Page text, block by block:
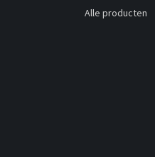
Alle producten